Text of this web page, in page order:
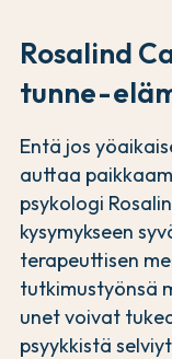
Rosalind
tunne-
Entä jos
auttaa
psykologi
kysymykseen
terapeuttisen
tutkimustyönsä
unet voivat
psyykkistä